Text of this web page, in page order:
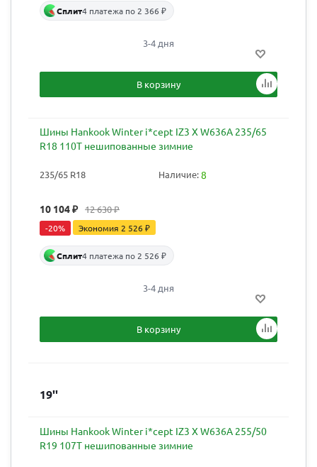
Сплит4 платежа по 2 366 ₽
3-4 дня
В корзину
Шины Hankook Winter i*cept IZ3 X W636A 235/65
R18 110T нешипованные зимние
235/65 R18 Наличие:8
10 104₽ 12 630₽
-20% Экономия 2 526₽
Сплит4 платежа по 2 526 ₽
3-4 дня
В корзину
19''
Шины Hankook Winter i*cept IZ3 X W636A 255/50
R19 107T нешипованные зимние